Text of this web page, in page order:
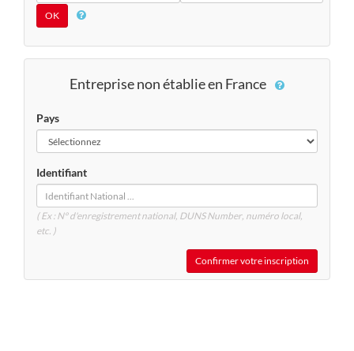
Entreprise non établie en France
Pays
Identifiant
( Ex : N° d'enregistrement national, DUNSNumber, numéro local,
etc. )